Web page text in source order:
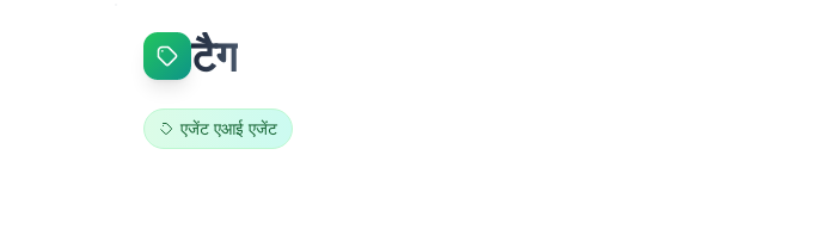
टैग
एजेंट एआई एजेंट